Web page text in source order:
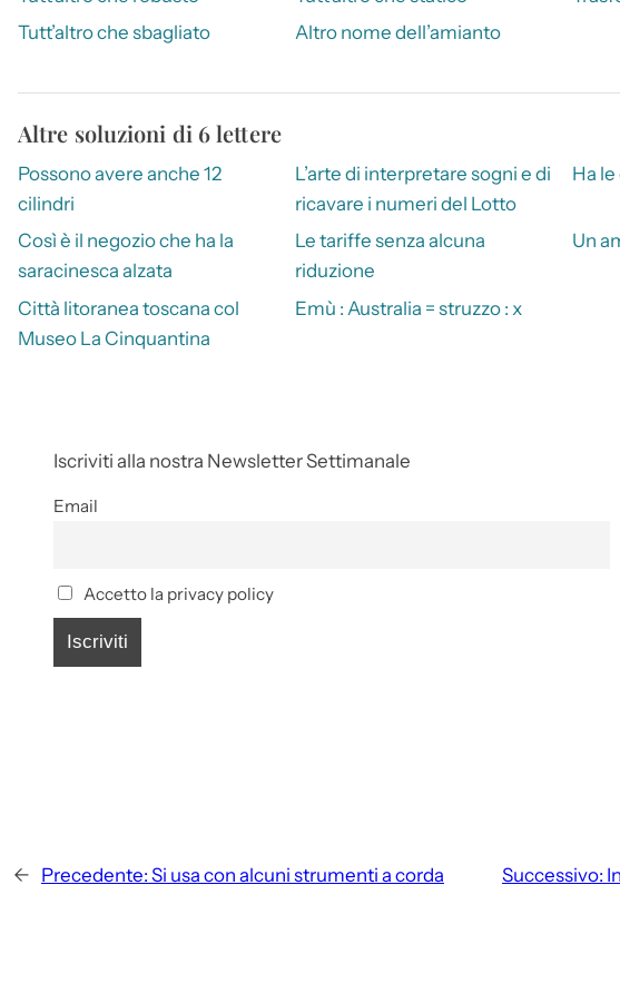
Tutt’altro che sbagliato
Altro nome dell’amianto
Altre soluzioni di 6 lettere
Possono avere anche 12
cilindri
L’arte di interpretare sogni e di
ricavare i numeri del Lotto
Ha
Così è il negozio che ha la
saracinesca alzata
Le tariffe senza alcuna
riduzione
Un
Città litoranea toscana col
Museo La Cinquantina
Emù : Australia = struzzo : x
Iscriviti alla nostra Newsletter Settimanale
Email
Accetto la privacy policy
← Precedente: Si usa con alcuni strumenti a corda Successivo: